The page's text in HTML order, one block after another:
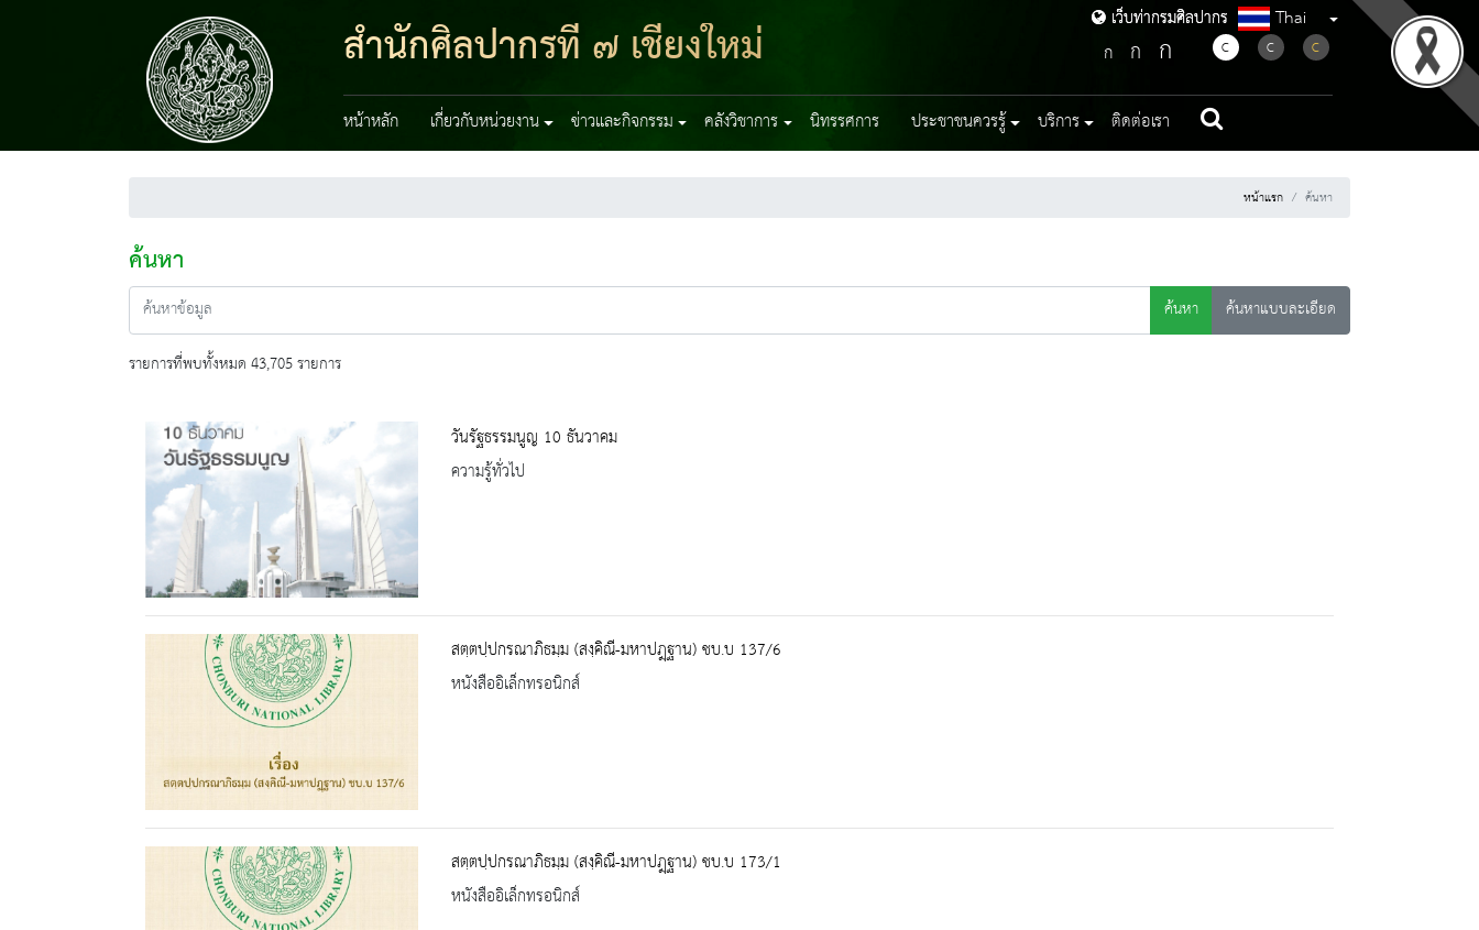
เว็บท่ากรมศิลปากร
สำนักศิลปากรที่ ๗ เชียงใหม่ เว็บท่ากรมศิลปากร Thai
ก ก ก C C C
หน้าหลัก เกี่ยวกับหน่วยงาน ข่าวและกิจกรรม คลังวิชาการ นิทรรศการ ประชาชนควรรู้ บริการ ติดต่อเรา
หน้าแรก ค้นหา
ค้นหา
ค้นหา
ค้นหาแบบละเอียด
รายการที่พบทั้งหมด 43,705 รายการ
วันรัฐธรรมนูญ 10 ธันวาคม
ความรู้ทั่วไป
สตฺตปฺปกรณาภิธมฺม (สงฺคิณี-มหาปฎฺฐาน) ชบ.บ 137/6
หนังสืออิเล็กทรอนิกส์
สตฺตปฺปกรณาภิธมฺม (สงฺคิณี-มหาปฎฺฐาน) ชบ.บ 173/1
หนังสืออิเล็กทรอนิกส์